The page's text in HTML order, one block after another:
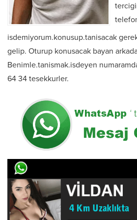
isdemiyorum.konusup.tanisacak
gelip. Oturup konusacak bayan
Benimle.tanismak.isdeyen
64 34 tesekkurler.